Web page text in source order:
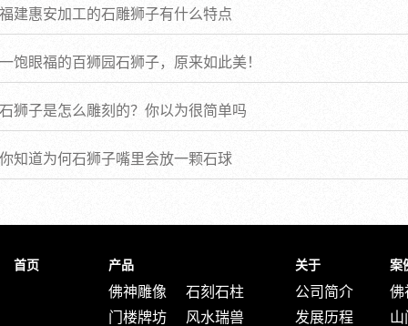
福建惠安加工的石雕狮子有什么特点
一饱眼福的百狮园石狮子，原来如此美！
石狮子是怎么雕刻的？你以为很简单吗
你知道为何石狮子嘴里会放一颗石球
首页 产品
佛神雕像
门楼牌坊
石刻石柱
风水瑞兽
关于
公司简介
发展历程
案
佛
山